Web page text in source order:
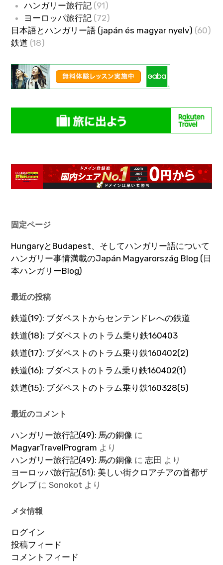
ハンガリー旅行記(91)
ヨーロッパ旅行記(72)
日本語とハンガリー語 (japán és magyar nyelv) (60)
鉄道 (18)
固定ページ
HungaryとBudapest、そしてハンガリー語について
ハンガリー事情満載のJapán Magyarország Blog (日
本ハンガリーBlog)
最近の投稿
鉄道(19): ブダペストからセンテンドレへの鉄道
鉄道(18): ブダペストのトラム乗り鉄160403
鉄道(17): ブダペストのトラム乗り鉄160402(2)
鉄道(16): ブダペストのトラム乗り鉄160402(1)
鉄道(15): ブダペストのトラム乗り鉄160328(5)
最近のコメント
ハンガリー旅行記(49): 馬の銅像 に
MagyarTravelProgram より
ハンガリー旅行記(49): 馬の銅像 に志田 より
ヨーロッパ旅行記(51): 美しい街クロアチアの首都ザ
グレブにSonokot より
メタ情報
ログイン
投稿フィード
コメントフィード